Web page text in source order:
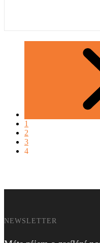
1
2
3
4
NEWSLETTER